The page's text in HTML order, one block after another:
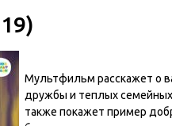
Мультфильм расскажет о
дружбы и теплых
также покажет пример